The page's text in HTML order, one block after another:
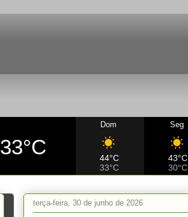
33°C
Dom
44°C
33°C
Seg
43°C
30°C
terça-feira, 30 de junho de 2026